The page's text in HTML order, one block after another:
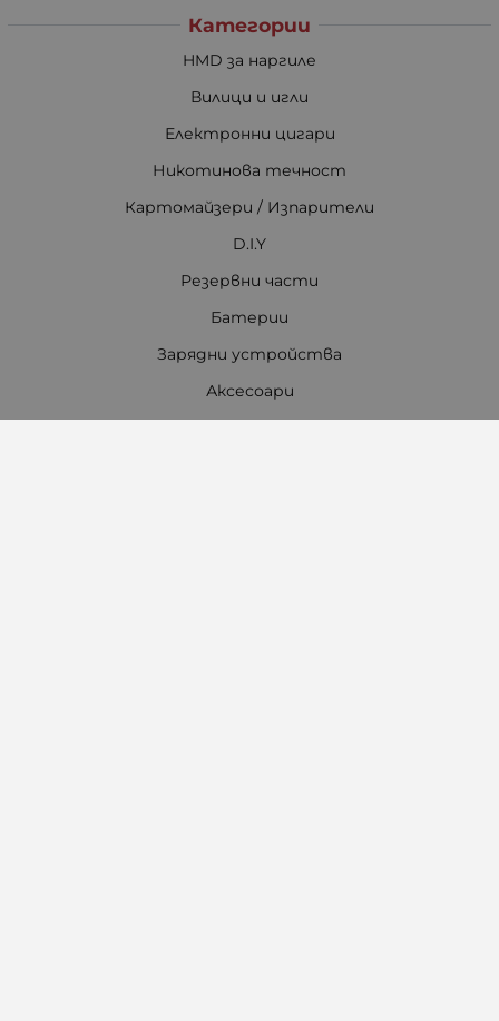
Категории
HMD за наргиле
Вилици и игли
Електронни цигари
Никотинова течност
Картомайзери / Изпарители
D.I.Y
Резервни части
Батерии
Зарядни устройства
Аксесоари